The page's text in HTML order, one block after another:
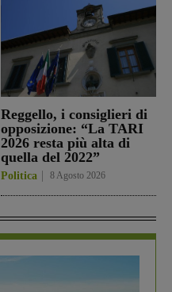
Reggello, i consiglieri di
opposizione: “La TARI
2026 resta più alta di
quella del 2022”
Politica 8 Agosto 2026